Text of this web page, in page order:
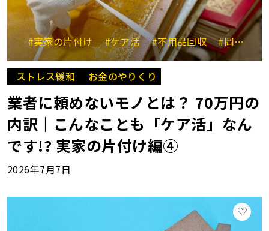
#実家の片付け #ケア活 #不用品回収 #岡崎杏里
ストレス緩和 お金のやりくり
業者に頼めないモノとは？ 70万円の
内訳｜こんなことも「ケア活」なん
です!? 実家の片付け編④
2026年7月7日